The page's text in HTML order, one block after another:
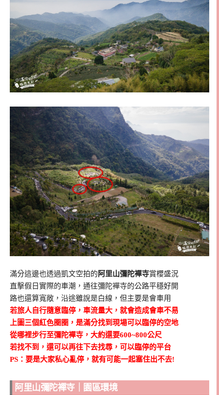
滿分這邊也透過凱文空拍的阿里山彌陀襌寺賞櫻盛況
直擊假日實際的車潮，通往彌陀襌寺的公路平穩好開
路也還算寬敞，沿途雖說是白線，但主要是會車用
若旅人自行隨意臨停，車流量大，就會造成會車不易
上圖三個紅色圈圈，是滿分找到現場可以臨停的空地
從哪裡步行至彌陀襌寺，大約還要600~800公尺
若找不到，還可以再往下去找尋，可以臨停的平台
PS：要是大家私心亂停，就有可能一起塞住出不去!
阿里山彌陀襌寺｜園區環境